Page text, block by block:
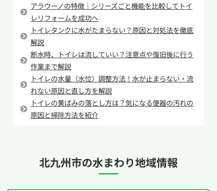
すすめします。
だし、長年使用していたトイレの場合、床材の傷
みや配管の劣化が見つかることもあります。その
場合は追加作業が必要になり、工事時間が延びる
ケースもあります。事前に現地確認を行っておく
ことで、当日のトラブルを防ぎやすくなります。
短時間で終わる工事とはいえ、水まわりの作業
には専門的な知識が必要です。スムーズに交換し
たい場合や、配管の状態が気になる場合は、専門
業者に依頼すると安心です。イースマイルでもト
アラウーノの特徴｜シリーズごと機能を比較してトイ
レリフォームを成功へ
トイレタンクに水がたまらない？原因と対処法を徹底
解説
断水時、トイレは流していい？注意点や復旧後に行う
作業まで解説
トイレの水量（水位）調整方法！水が止まらない・流
れない原因と直し方を解説
トイレの黄ばみの落とし方は？気になる便器の汚れの
原因と掃除方法を紹介
北九州市の水まわり地域情報